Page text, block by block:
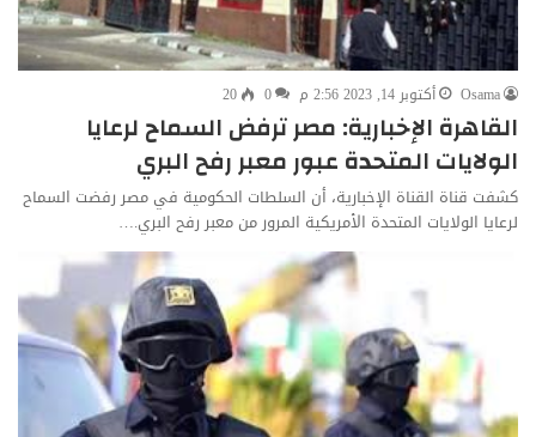
Osama أكتوبر 14, 2023 2:56 م 0
20
القاهرة الإخبارية: مصر ترفض السماح لرعايا
الولايات المتحدة عبور معبر رفح البري
كشفت قناة القناة الإخبارية، أن السلطات الحكومية في مصر رفضت السماح
لرعايا الولايات المتحدة الأمريكية المرور من معبر رفح البري.…